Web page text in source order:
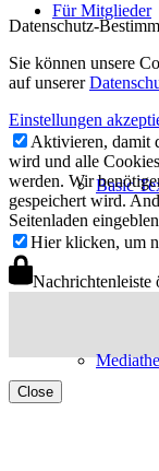
Für Mitglieder
Basic
Datenschutz-
Sie können unsere
auf unserer
Einstellungen
Aktivieren, damit
wird und alle
werden. Wir
gespeichert wird.
Seitenladen
Hier klicken, um
Nachrichtenleiste
Close